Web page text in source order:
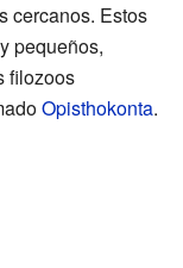
cercanos. Estos
pequeños,
filozoos
Opisthokonta.